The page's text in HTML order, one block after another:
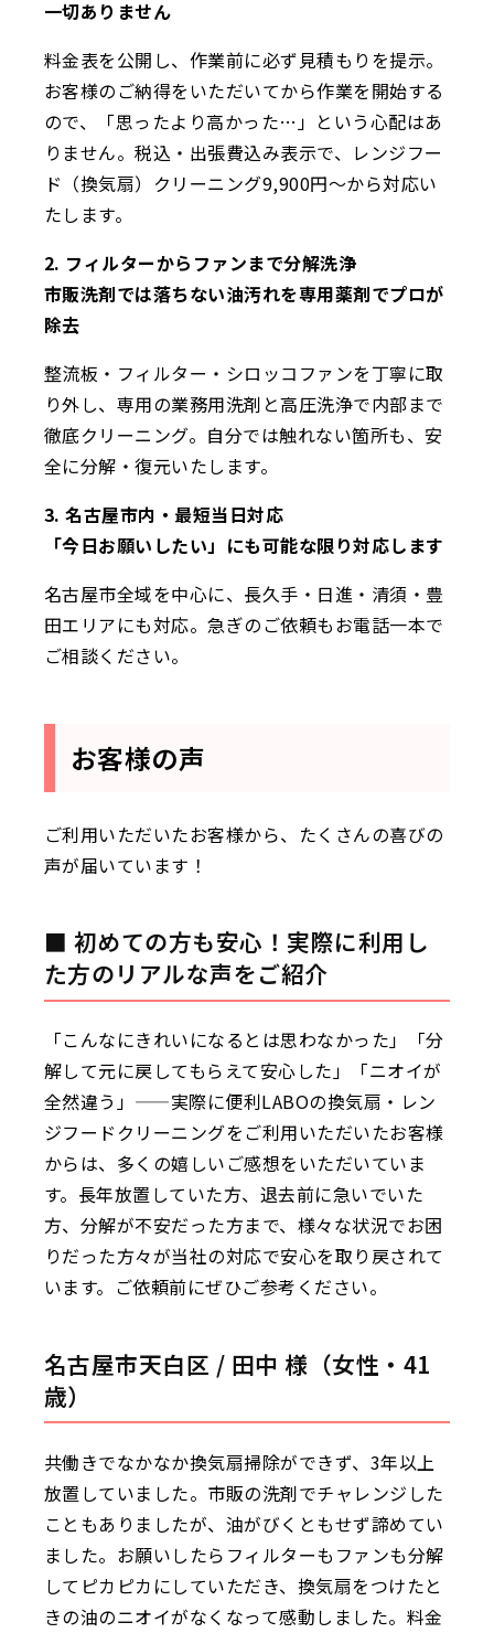
一切ありません
料金表を公開し、作業前に必ず見積もりを提示。
お客様のご納得をいただいてから作業を開始する
ので、「思ったより高かった…」という心配はあ
りません。税込・出張費込み表示で、レンジフー
ド（換気扇）クリーニング9,900円〜から対応い
たします。
2. フィルターからファンまで分解洗浄
市販洗剤では落ちない油汚れを専用薬剤でプロが
除去
整流板・フィルター・シロッコファンを丁寧に取
り外し、専用の業務用洗剤と高圧洗浄で内部まで
徹底クリーニング。自分では触れない箇所も、安
全に分解・復元いたします。
3. 名古屋市内・最短当日対応
「今日お願いしたい」にも可能な限り対応します
名古屋市全域を中心に、長久手・日進・清須・豊
田エリアにも対応。急ぎのご依頼もお電話一本で
ご相談ください。
お客様の声
ご利用いただいたお客様から、たくさんの喜びの
声が届いています！
■ 初めての方も安心！実際に利用し
た方のリアルな声をご紹介
「こんなにきれいになるとは思わなかった」「分
解して元に戻してもらえて安心した」「ニオイが
全然違う」——実際に便利LABOの換気扇・レン
ジフードクリーニングをご利用いただいたお客様
からは、多くの嬉しいご感想をいただいていま
す。長年放置していた方、退去前に急いでいた
方、分解が不安だった方まで、様々な状況でお困
りだった方々が当社の対応で安心を取り戻されて
います。ご依頼前にぜひご参考ください。
名古屋市天白区 / 田中 様（女性・41
歳）
共働きでなかなか換気扇掃除ができず、3年以上
放置していました。市販の洗剤でチャレンジした
こともありましたが、油がびくともせず諦めてい
ました。お願いしたらフィルターもファンも分解
してピカピカにしていただき、換気扇をつけたと
きの油のニオイがなくなって感動しました。料金